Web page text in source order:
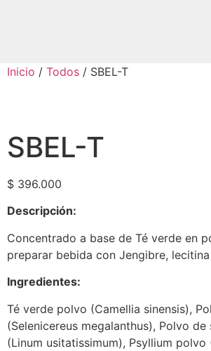
Inicio / Todos / SBEL-T
SBEL-T
$ 396.000
Descripción:
Concentrado a base de Té verde en
preparar bebida con Jengibre,
Ingredientes:
Té verde polvo (Camellia sinensis),
(Selenicereus megalanthus), Polvo de
(Linum usitatissimum), Psyllium polvo